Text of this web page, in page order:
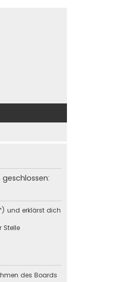
und erklärst dich
Stelle
des Boards